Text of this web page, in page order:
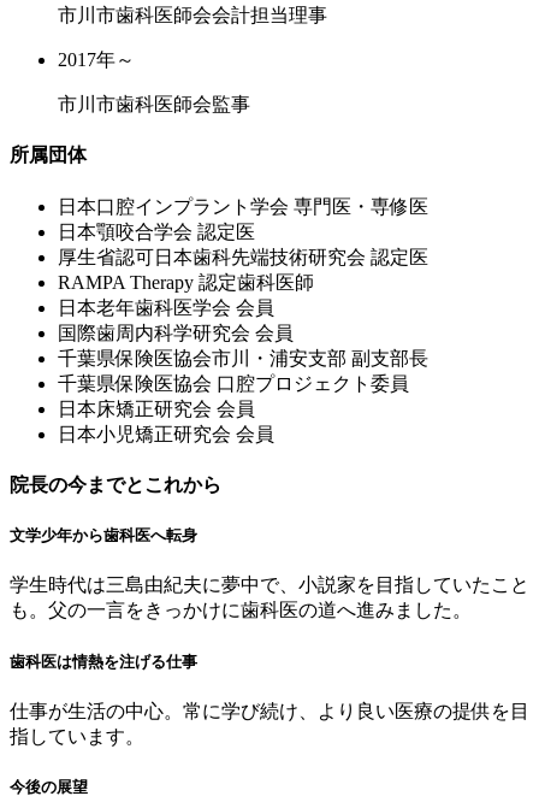
市川市歯科医師会会計担当理事
2017年～
市川市歯科医師会監事
所属団体
⽇本⼝腔インプラント学会 専⾨医・専修医
⽇本顎咬合学会 認定医
厚⽣省認可⽇本⻭科先端技術研究会 認定医
RAMPA Therapy 認定⻭科医師
⽇本⽼年⻭科医学会 会員
国際⻭周内科学研究会 会員
千葉県保険医協会市川・浦安⽀部 副⽀部⻑
千葉県保険医協会 ⼝腔プロジェクト委員
⽇本床矯正研究会 会員
⽇本⼩児矯正研究会 会員
院長の今までとこれから
文学少年から歯科医へ転身
学生時代は三島由紀夫に夢中で、小説家を目指していたこと
も。父の一言をきっかけに歯科医の道へ進みました。
歯科医は情熱を注げる仕事
仕事が生活の中心。常に学び続け、より良い医療の提供を目
指しています。
今後の展望